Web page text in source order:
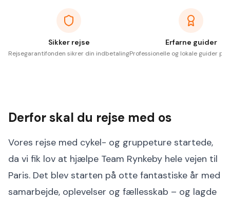
Sikker rejse
Rejsegarantifonden sikrer din indbetaling
Erfarne guider
Professionelle og lokale guider på
Derfor skal du rejse med os
Vores rejse med cykel- og gruppeture startede,
da vi fik lov at hjælpe Team Rynkeby hele vejen til
Paris. Det blev starten på otte fantastiske år med
samarbejde, oplevelser og fællesskab – og lagde